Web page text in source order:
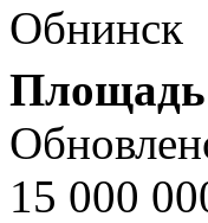
Обнинск
15 000